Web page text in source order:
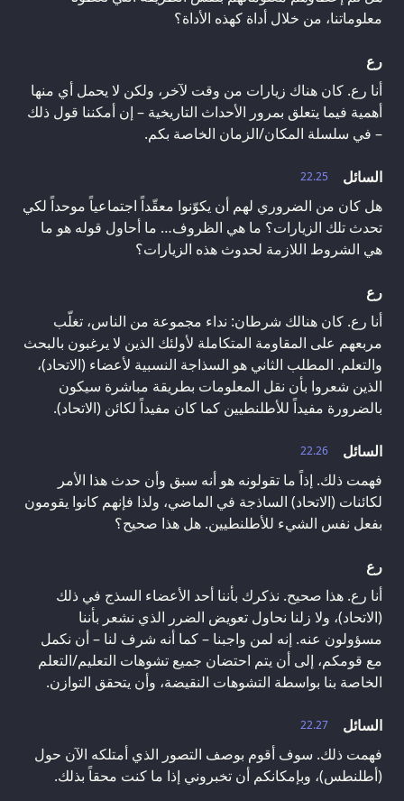
معلوماتنا، من خلال أداة كهذه الأداة؟
رع
أنا رع. كان هناك زيارات من وقت لآخر، ولكن لا يحمل أي منها
أهمية فيما يتعلق بمرور الأحداث التاريخية – إن أمكننا قول ذلك
– في سلسلة المكان/الزمان الخاصة بكم.
22.25
السائل
هل كان من الضروري لهم أن يكوّنوا معقّداً اجتماعياً موحداً لكي
تحدث تلك الزيارات؟ ما هي الظروف… ما أحاول قوله هو ما
هي الشروط اللازمة لحدوث هذه الزيارات؟
رع
أنا رع. كان هنالك شرطان: نداء مجموعة من الناس، تغلّب
مربعهم على المقاومة المتكاملة لأولئك الذين لا يرغبون بالبحث
والتعلم. المطلب الثاني هو السذاجة النسبية لأعضاء (الاتحاد)،
الذين شعروا بأن نقل المعلومات بطريقة مباشرة سيكون
بالضرورة مفيداً للأطلنطيين كما كان مفيداً لكائن (الاتحاد).
22.26
السائل
فهمت ذلك. إذاً ما تقولونه هو أنه سبق وأن حدث هذا الأمر
لكائنات (الاتحاد) الساذجة في الماضي، ولذا فإنهم كانوا يقومون
بفعل نفس الشيء للأطلنطيين. هل هذا صحيح؟
رع
أنا رع. هذا صحيح. نذكرك بأننا أحد الأعضاء السذج في ذلك
(الاتحاد)، ولا زلنا نحاول تعويض الضرر الذي نشعر بأننا
مسؤولون عنه. إنه لمن واجبنا – كما أنه شرف لنا – أن نكمل
مع قومكم، إلى أن يتم احتضان جميع تشوهات التعليم/التعلم
الخاصة بنا بواسطة التشوهات النقيضة، وأن يتحقق التوازن.
22.27
السائل
فهمت ذلك. سوف أقوم بوصف التصور الذي أمتلكه الآن حول
(أطلنطس)، وبإمكانكم أن تخبروني إذا ما كنت محقاً بذلك.